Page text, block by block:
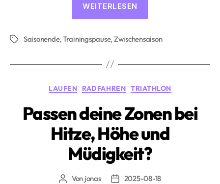
WEITERLESEN
den
optimal
Schlagwörter
Saisonende, Trainingspause, Zwischensaison
Kategorien
LAUFEN RADFAHREN TRIATHLON
Passen deine Zonen bei
Hitze, Höhe und
Müdigkeit?
Beitragsautor
Von jonas Beitragsdatum
2025-08-18